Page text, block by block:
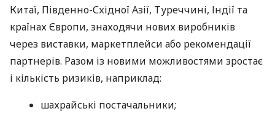
Китаї, Південно-Східної Азії, Туреччині, Індії та
країнах Європи, знаходячи нових виробників
через виставки, маркетплейси або рекомендації
партнерів. Разом із новими можливостями зростає
і кількість ризиків, наприклад:
шахрайські постачальники;